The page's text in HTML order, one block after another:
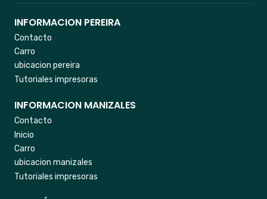
INFORMACION PEREIRA
Contacto
Carro
ubicacion pereira
Tutoriales impresoras
INFORMACION MANIZALES
Contacto
Inicio
Carro
ubicacion manizales
Tutoriales impresoras